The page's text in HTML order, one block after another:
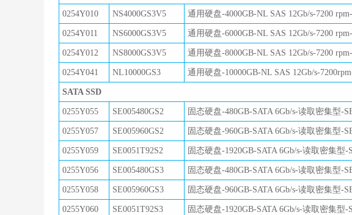
0254Y010 NS4000GS3V5 通用硬盘-4000GB-NL SAS 12Gb/s-7200
0254Y011 NS6000GS3V5 通用硬盘-6000GB-NL SAS 12Gb/s-7200
0254Y012 NS8000GS3V5 通用硬盘-8000GB-NL SAS 12Gb/s-7200
0254Y041 NL10000GS3 通用硬盘-10000GB-NL SAS 12Gb/s-
SATA SSD
0255Y055 SE005480GS2 固态硬盘-480GB-SATA 6Gb/s-读取密集型-
0255Y057 SE005960GS2 固态硬盘-960GB-SATA 6Gb/s-读取密集型-
0255Y059 SE0051T92S2 固态硬盘-1920GB-SATA 6Gb/s-读取密集型
0255Y056 SE005480GS3 固态硬盘-480GB-SATA 6Gb/s-读取密集型-
0255Y058 SE005960GS3 固态硬盘-960GB-SATA 6Gb/s-读取密集型-
0255Y060 SE0051T92S3 固态硬盘-1920GB-SATA 6Gb/s-读取密集型